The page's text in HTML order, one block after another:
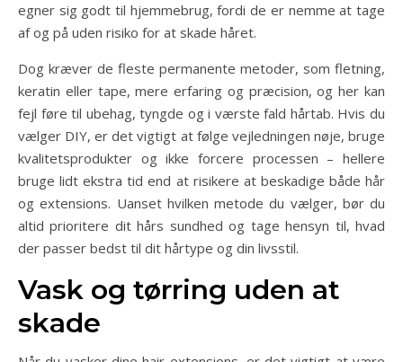
egner sig godt til hjemmebrug, fordi de er nemme at tage
af og på uden risiko for at skade håret.
Dog kræver de fleste permanente metoder, som fletning,
keratin eller tape, mere erfaring og præcision, og her kan
fejl føre til ubehag, tyngde og i værste fald hårtab. Hvis du
vælger DIY, er det vigtigt at følge vejledningen nøje, bruge
kvalitetsprodukter og ikke forcere processen – hellere
bruge lidt ekstra tid end at risikere at beskadige både hår
og extensions. Uanset hvilken metode du vælger, bør du
altid prioritere dit hårs sundhed og tage hensyn til, hvad
der passer bedst til dit hårtype og din livsstil.
Vask og tørring uden at
skade